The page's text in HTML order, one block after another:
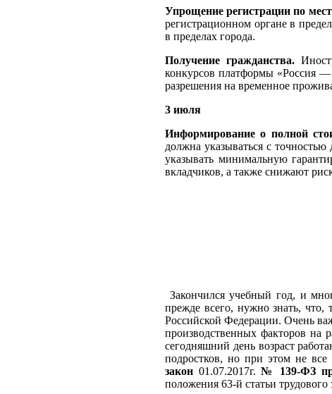
Упрощение регистрации по
регистрационном органе в
в пределах города.
Получение гражданства.
конкурсов платформы «Россия —
разрешения на временное
3 июля
Информирование о полной
должна указываться с
указывать минимальную
вкладчиков, а также снижают
Закончился учебный год, и
прежде всего, нужно знать, что,
Российской Федерации. Очень
производственных факторов на
сегодняшний день возраст
подростков, но при этом не все
закон 01.07.2017г. № 139-ФЗ
положения 63-й статьи трудового